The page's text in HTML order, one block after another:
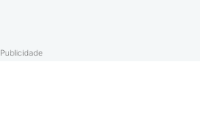
Publicidade